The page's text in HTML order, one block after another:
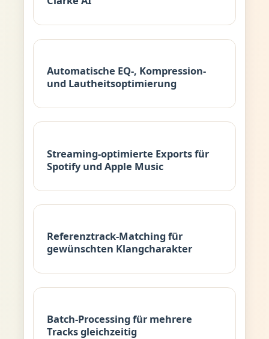
Automatische EQ-, Kompression-
und Lautheitsoptimierung
Streaming-optimierte Exports für
Spotify und Apple Music
Referenztrack-Matching für
gewünschten Klangcharakter
Batch-Processing für mehrere
Tracks gleichzeitig